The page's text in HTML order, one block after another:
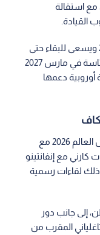
مع استقالة
القيادة.
ويواجه إنفانتينو، الذي يتولى الرئاسة منذ 2016 ويسعى للبقاء حتى
2031، ضغوطا متزايدة مع اقتراب انتخابات الرئاسة في مارس 2027
دعمها
يذكر أن كندا كانت شريكة في استضافة كأس العالم 2026 مع
مع إنفانتينو
ذلك لقاءات رسمية
إلى جانب دور
المقرب من